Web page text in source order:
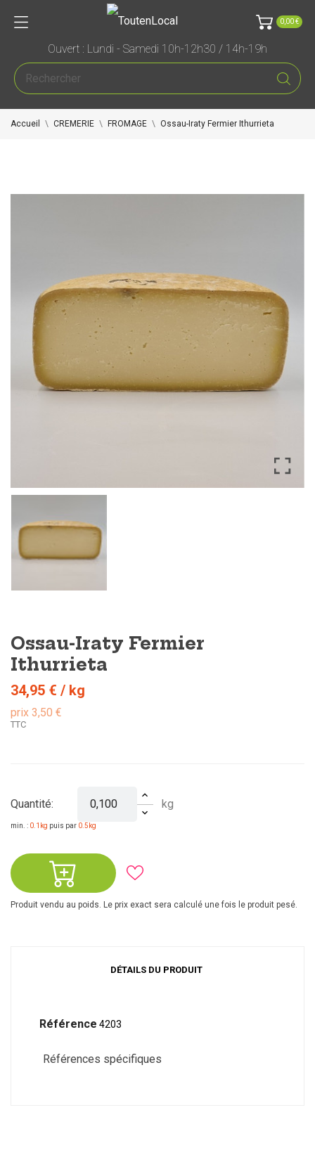
0,00 €
Ouvert : Lundi - Samedi 10h-12h30 / 14h-19h
Accueil CREMERIE FROMAGE Ossau-Iraty Fermier Ithurrieta
Ossau-Iraty Fermier
Ithurrieta
34,95 € / kg
prix 3,50 €
TTC
Quantité: kg
min. : 0.1kg puis par 0.5kg
Produit vendu au poids. Le prix exact sera calculé une fois le produit pesé.
DÉTAILS DU PRODUIT
Référence 4203
Références spécifiques